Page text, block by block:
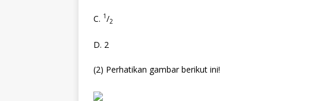
C. 1/2
D. 2
(2) Perhatikan gambar berikut ini!